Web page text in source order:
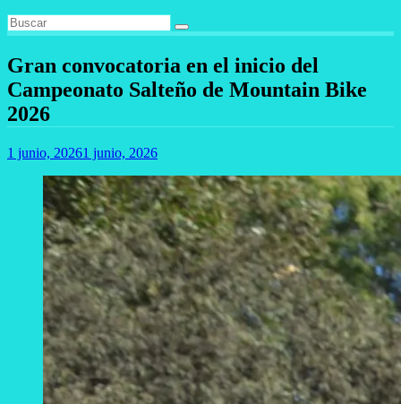
Gran convocatoria en el inicio del
Campeonato Salteño de Mountain Bike
2026
1 junio, 20261 junio, 2026